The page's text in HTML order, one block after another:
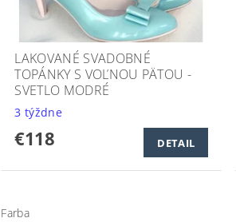
LAKOVANÉ SVADOBNÉ
TOPÁNKY S VOĽNOU PÄTOU -
SVETLO MODRÉ
3 týždne
€118 DETAIL
Farba